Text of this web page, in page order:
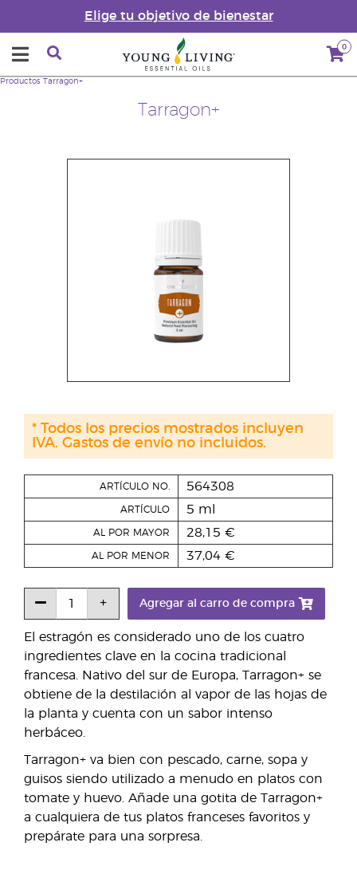
Elige tu objetivo de bienestar
0
Tarragon+
Productos Tarragon+
El estragón es considerado uno de los cuatro
ingredientes clave en la cocina tradicional
francesa. Nativo del sur de Europa, Tarragon+ se
obtiene de la destilación al vapor de las hojas de
la planta y cuenta con un sabor intenso
herbáceo.
Tarragon+ va bien con pescado, carne, sopa y
guisos siendo utilizado a menudo en platos con
tomate y huevo. Añade una gotita de Tarragon+
a cualquiera de tus platos franceses favoritos y
prepárate para una sorpresa.
ARTÍCULO NO. 564308
ARTÍCULO 5 ml
AL POR MAYOR 28,15 €
AL POR MENOR 37,04 €
Agregar al carro de compra
* Todos los precios mostrados incluyen
IVA. Gastos de envío no incluidos.